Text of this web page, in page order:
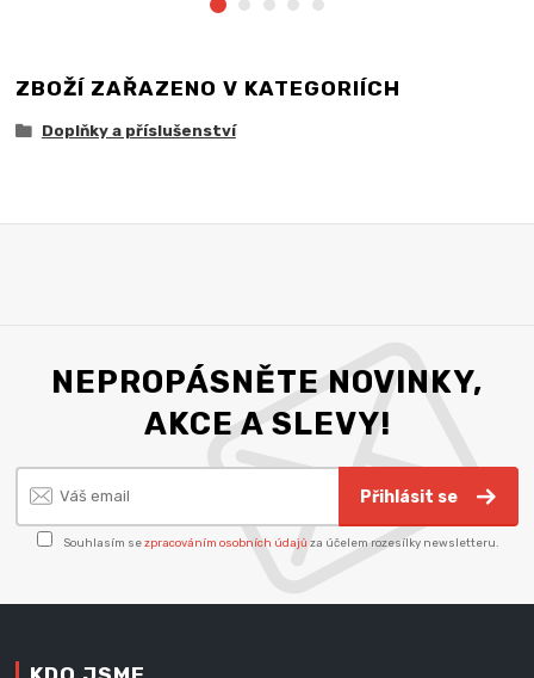
ZBOŽÍ ZAŘAZENO V KATEGORIÍCH
Doplňky a příslušenství
NEPROPÁSNĚTE NOVINKY,
AKCE A SLEVY!
Přihlásit se
Souhlasím sezpracováním osobních údajů za účelem rozesílky newsletteru.